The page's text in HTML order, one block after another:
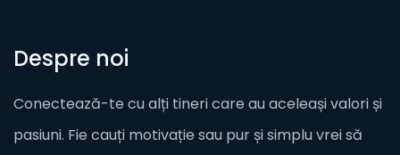
Despre noi
Conectează-te cu alți tineri care au aceleași valori și
pasiuni. Fie cauți motivație sau pur și simplu vrei să